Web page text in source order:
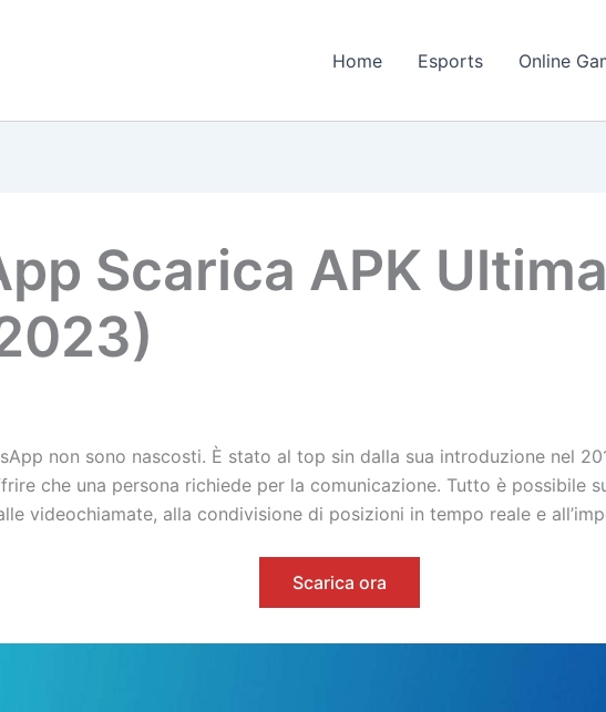
Home Esports Online
Scarica APK
non sono nascosti. È stato al top sin dalla sua introduzione nel
che una persona richiede per la comunicazione. Tutto è possibile
videochiamate, alla condivisione di posizioni in tempo reale e
Scarica ora